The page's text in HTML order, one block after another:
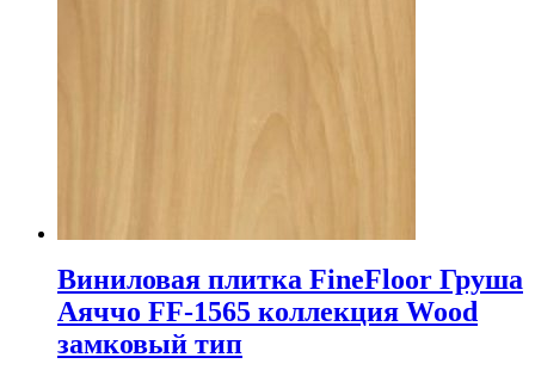
Виниловая плитка FineFloor Груша
Аяччо FF-1565 коллекция Wood
замковый тип